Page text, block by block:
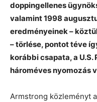
doppingellenes
valamint 1998
eredményeinek –
– törlése, pontot téve
korábbi csapata, a
hároméves nyomozás
Armstrong közleményt